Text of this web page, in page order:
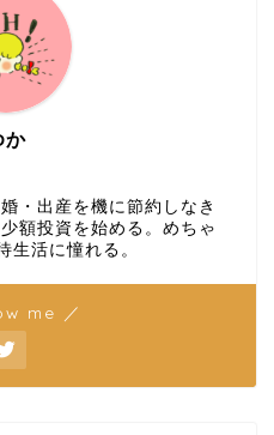
か
・出産を機に節約しなき
額投資を始める。めちゃ
生活に憧れる。
me ／